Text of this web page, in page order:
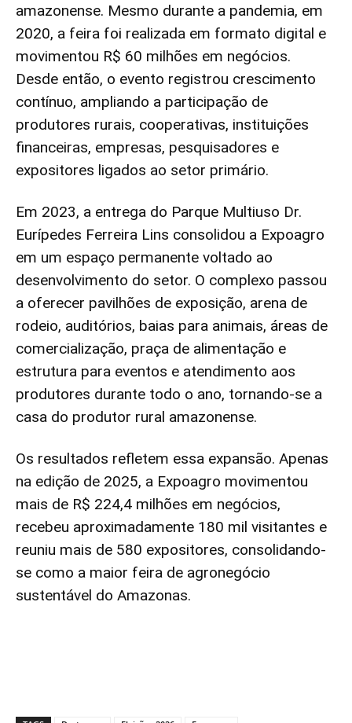
amazonense. Mesmo durante a pandemia, em
2020, a feira foi realizada em formato digital e
movimentou R$ 60 milhões em negócios.
Desde então, o evento registrou crescimento
contínuo, ampliando a participação de
produtores rurais, cooperativas, instituições
financeiras, empresas, pesquisadores e
expositores ligados ao setor primário.
Em 2023, a entrega do Parque Multiuso Dr.
Eurípedes Ferreira Lins consolidou a Expoagro
em um espaço permanente voltado ao
desenvolvimento do setor. O complexo passou
a oferecer pavilhões de exposição, arena de
rodeio, auditórios, baias para animais, áreas de
comercialização, praça de alimentação e
estrutura para eventos e atendimento aos
produtores durante todo o ano, tornando-se a
casa do produtor rural amazonense.
Os resultados refletem essa expansão. Apenas
na edição de 2025, a Expoagro movimentou
mais de R$ 224,4 milhões em negócios,
recebeu aproximadamente 180 mil visitantes e
reuniu mais de 580 expositores, consolidando-
se como a maior feira de agronegócio
sustentável do Amazonas.